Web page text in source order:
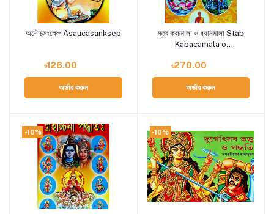
Add to cart
অশৌচসংক্ষেপ Asaucasankṣep
৳126.00
অর্ডার করুন
Add to cart
স্তব কবচমালা ও ধ্যানমালা Stab
Kabacamala o
৳270.00
অর্ডার করুন
-10% -10%